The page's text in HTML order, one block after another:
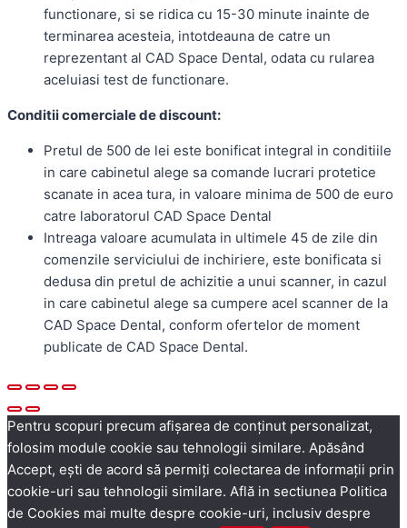
functionare, si se ridica cu 15-30 minute inainte de
terminarea acesteia, intotdeauna de catre un
reprezentant al CAD Space Dental, odata cu rularea
aceluiasi test de functionare.
Conditii comerciale de discount:
Pretul de 500 de lei este bonificat integral in conditiile
in care cabinetul alege sa comande lucrari protetice
scanate in acea tura, in valoare minima de 500 de euro
catre laboratorul CAD Space Dental
Intreaga valoare acumulata in ultimele 45 de zile din
comenzile serviciului de inchiriere, este bonificata si
dedusa din pretul de achizitie a unui scanner, in cazul
in care cabinetul alege sa cumpere acel scanner de la
CAD Space Dental, conform ofertelor de moment
publicate de CAD Space Dental.
Pentru scopuri precum afișarea de conținut personalizat,
folosim module cookie sau tehnologii similare. Apăsând
Accept, ești de acord să permiți colectarea de informații prin
cookie-uri sau tehnologii similare. Află in sectiunea Politica
de Cookies mai multe despre cookie-uri, inclusiv despre